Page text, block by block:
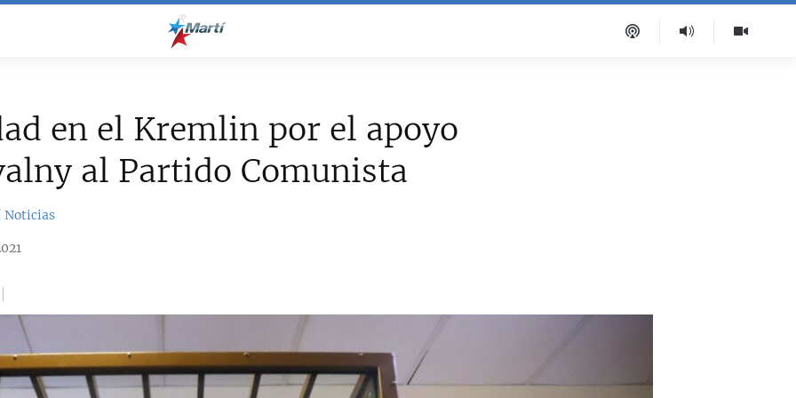
en el Kremlin por el apoyo
al Partido Comunista
Noticias